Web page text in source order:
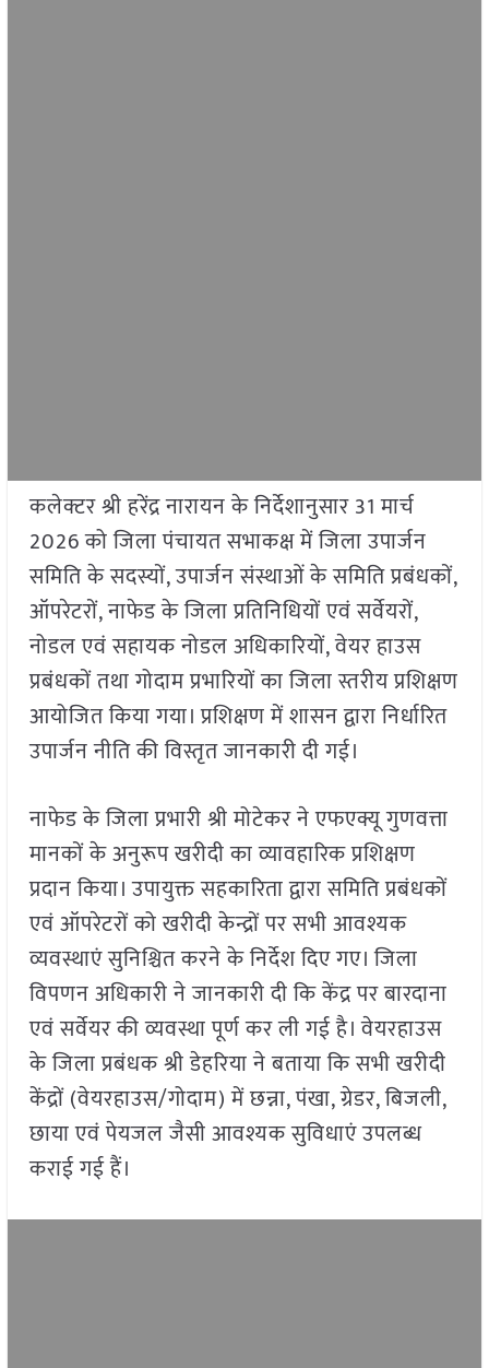
कलेक्टर श्री हरेंद्र नारायन के निर्देशानुसार 31 मार्च
2026 को जिला पंचायत सभाकक्ष में जिला उपार्जन
समिति के सदस्यों, उपार्जन संस्थाओं के समिति प्रबंधकों,
ऑपरेटरों, नाफेड के जिला प्रतिनिधियों एवं सर्वेयरों,
नोडल एवं सहायक नोडल अधिकारियों, वेयर हाउस
प्रबंधकों तथा गोदाम प्रभारियों का जिला स्तरीय प्रशिक्षण
आयोजित किया गया। प्रशिक्षण में शासन द्वारा निर्धारित
उपार्जन नीति की विस्तृत जानकारी दी गई।
नाफेड के जिला प्रभारी श्री मोटेकर ने एफएक्यू गुणवत्ता
मानकों के अनुरूप खरीदी का व्यावहारिक प्रशिक्षण
प्रदान किया। उपायुक्त सहकारिता द्वारा समिति प्रबंधकों
एवं ऑपरेटरों को खरीदी केन्द्रों पर सभी आवश्यक
व्यवस्थाएं सुनिश्चित करने के निर्देश दिए गए। जिला
विपणन अधिकारी ने जानकारी दी कि केंद्र पर बारदाना
एवं सर्वेयर की व्यवस्था पूर्ण कर ली गई है। वेयरहाउस
के जिला प्रबंधक श्री डेहरिया ने बताया कि सभी खरीदी
केंद्रों (वेयरहाउस/गोदाम) में छन्ना, पंखा, ग्रेडर, बिजली,
छाया एवं पेयजल जैसी आवश्यक सुविधाएं उपलब्ध
कराई गई हैं।